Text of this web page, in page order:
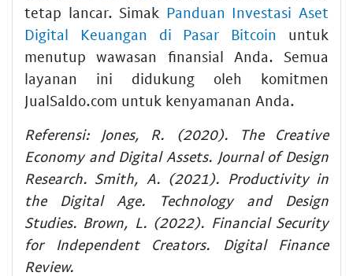
tetap lancar. Simak Panduan Investasi Aset
Digital Keuangan di Pasar Bitcoin untuk
menutup wawasan finansial Anda. Semua
layanan ini didukung oleh komitmen
JualSaldo.com untuk kenyamanan Anda.
Referensi: Jones, R. (2020). The Creative
Economy and Digital Assets. Journal of Design
Research. Smith, A. (2021). Productivity in
the Digital Age. Technology and Design
Studies. Brown, L. (2022). Financial Security
for Independent Creators. Digital Finance
Review.